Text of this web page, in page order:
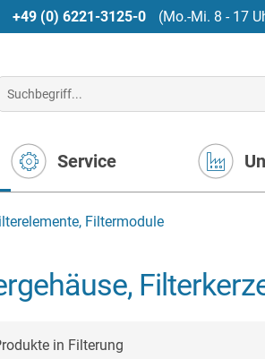
+49 (0) 6221-3125-0 (Mo.-Mi. 8 - 17
Service
Filtermodule
in Filterung